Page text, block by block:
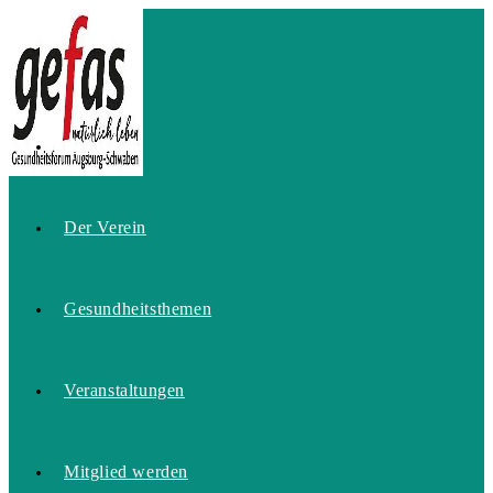
Inhalt
springen
Home
Der Verein
Gesundheitsthemen
Veranstaltungen
Mitglied werden